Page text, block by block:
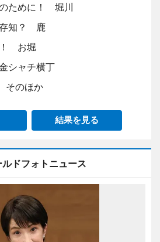
ために！ 堀川
存知？ 鹿
！ お堀
シャチ横丁
そのほか
結果を見る
ルドフォトニュース